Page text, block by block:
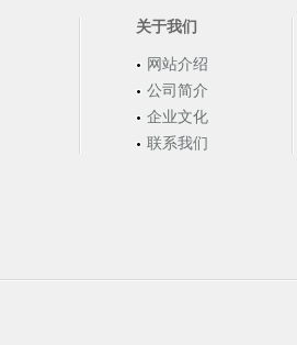
关于我们
网站介绍
公司简介
企业文化
联系我们